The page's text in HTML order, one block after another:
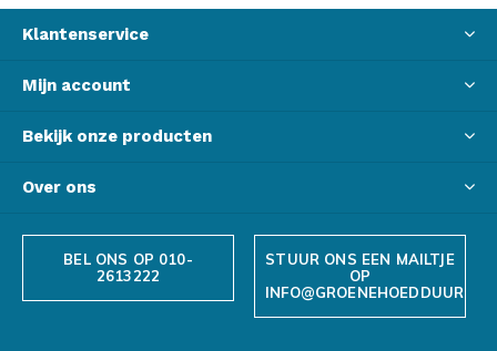
Klantenservice
Mijn account
Bekijk onze producten
Over ons
BEL ONS OP 010-
2613222
STUUR ONS EEN MAILTJE
OP